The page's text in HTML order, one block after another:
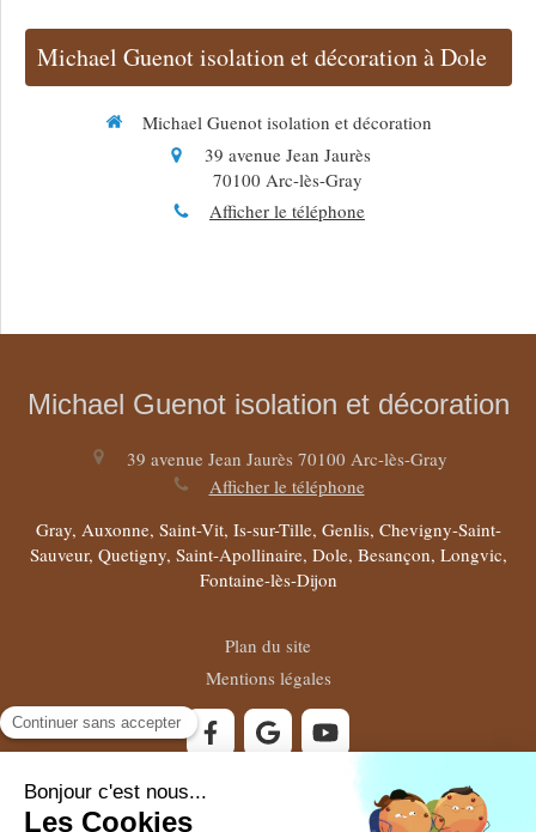
Michael Guenot isolation et décoration à Dole
Michael Guenot isolation et décoration
39 avenue Jean Jaurès
70100 Arc-lès-Gray
Afficher le téléphone
Michael Guenot isolation et décoration
39 avenue Jean Jaurès 70100 Arc-lès-Gray
Afficher le téléphone
Gray, Auxonne, Saint-Vit, Is-sur-Tille, Genlis, Chevigny-Saint-
Sauveur, Quetigny, Saint-Apollinaire, Dole, Besançon, Longvic,
Fontaine-lès-Dijon
Plan du site
Mentions légales
©2021 Michael Guenot isolation et décoration - Isolation,
plâtrerie et peinture intérieure